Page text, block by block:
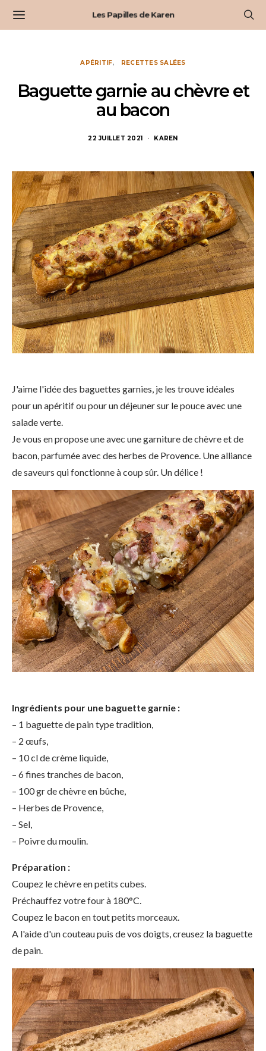
Les Papilles de Karen
APÉRITIF RECETTES SALÉES
Baguette garnie au chèvre et
au bacon
22 JUILLET 2021 KAREN
J'aime l'idée des baguettes garnies, je les trouve idéales
pour un apéritif ou pour un déjeuner sur le pouce avec une
salade verte.
Je vous en propose une avec une garniture de chèvre et de
bacon, parfumée avec des herbes de Provence. Une alliance
de saveurs qui fonctionne à coup sûr. Un délice !
Ingrédients pour une baguette garnie :
– 1 baguette de pain type tradition,
– 2 œufs,
– 10 cl de crème liquide,
– 6 fines tranches de bacon,
– 100 gr de chèvre en bûche,
– Herbes de Provence,
– Sel,
– Poivre du moulin.
Préparation :
Coupez le chèvre en petits cubes.
Préchauffez votre four à 180°C.
Coupez le bacon en tout petits morceaux.
A l'aide d'un couteau puis de vos doigts, creusez la baguette
de pain.